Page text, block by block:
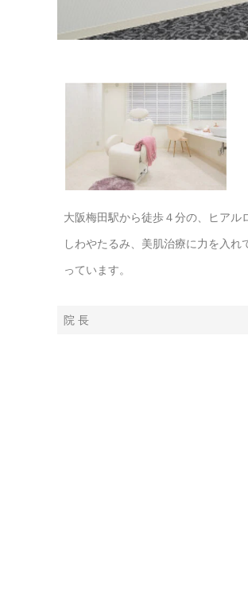
大阪梅田駅から徒歩４分の、ヒアル
しわやたるみ、美肌治療に力を入
っています。
院 長